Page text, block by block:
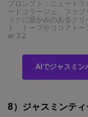
プロンプト：ニュート
ードコラージュ。ファ
ックに温かみのあるク
ト、トープやココアト
ar 3:2
AIでジャスミン
8）ジャスミンテ